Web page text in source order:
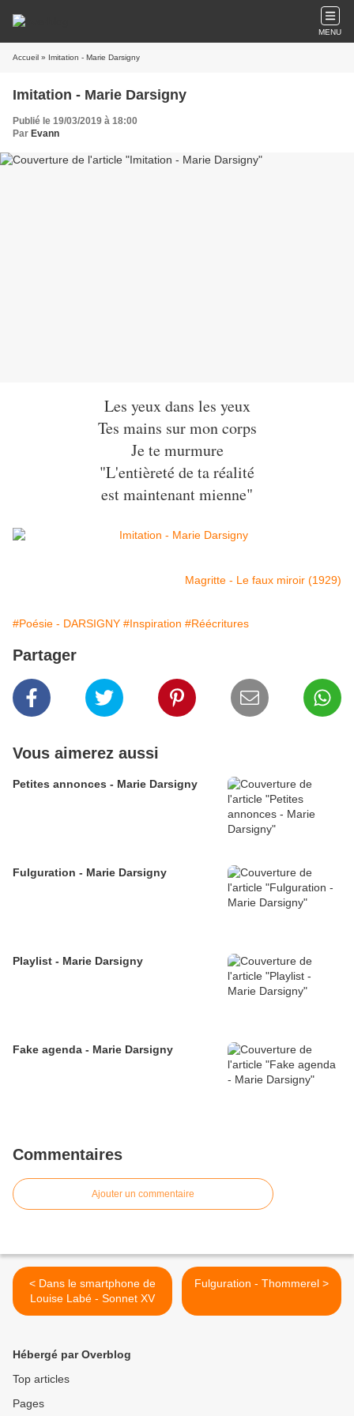
MENU
Accueil » Imitation - Marie Darsigny
Imitation - Marie Darsigny
Publié le 19/03/2019 à 18:00
Par Evann
Les yeux dans les yeux
Tes mains sur mon corps
Je te murmure
"L'entièreté de ta réalité
est maintenant mienne"
Magritte - Le faux miroir (1929)
#Poésie - DARSIGNY #Inspiration #Réécritures
Partager
Vous aimerez aussi
Petites annonces - Marie Darsigny
Fulguration - Marie Darsigny
Playlist - Marie Darsigny
Fake agenda - Marie Darsigny
Commentaires
Ajouter un commentaire
< Dans le smartphone de
Louise Labé - Sonnet XV
Fulguration - Thommerel >
Hébergé par Overblog
Top articles
Pages